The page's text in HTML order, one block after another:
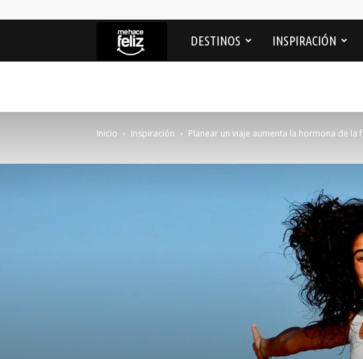
MeDESTINOS INSPIRACIÓN
Inicio Inspiración Planear un viaje aumenta la hormona de la